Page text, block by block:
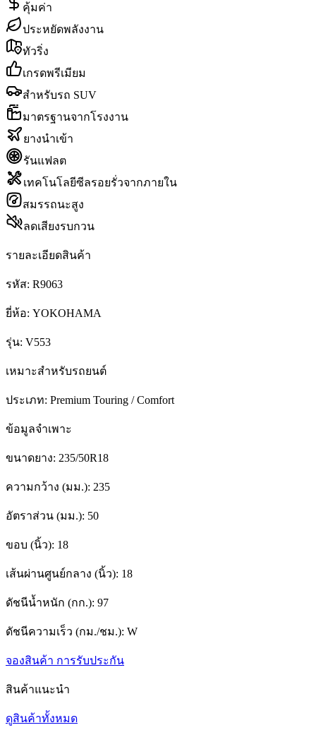
คุ้มค่า
ประหยัดพลังงาน
ทัวริ่ง
เกรดพรีเมียม
สำหรับรถ SUV
มาตรฐานจากโรงงาน
ยางนำเข้า
รันแฟลต
เทคโนโลยีซีลรอยรั่วจากภายใน
สมรรถนะสูง
ลดเสียงรบกวน
รายละเอียดสินค้า
รหัส: R9063
ยี่ห้อ: YOKOHAMA
รุ่น: V553
เหมาะสำหรับรถยนต์
ประเภท: Premium Touring / Comfort
ข้อมูลจำเพาะ
ขนาดยาง: 235/50R18
ความกว้าง (มม.): 235
อัตราส่วน (มม.): 50
ขอบ (นิ้ว): 18
เส้นผ่านศูนย์กลาง (นิ้ว): 18
ดัชนีน้ำหนัก (กก.): 97
ดัชนีความเร็ว (กม./ชม.): W
จองสินค้า การรับประกัน
สินค้าแนะนำ
ดูสินค้าทั้งหมด